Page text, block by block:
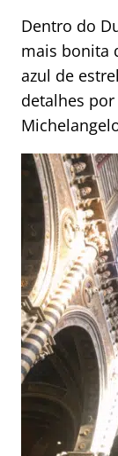
Dentro do
mais bonita
azul de
detalhes